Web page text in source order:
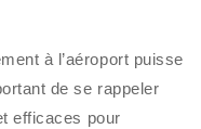
à l’aéroport puisse
de se rappeler
efficaces pour